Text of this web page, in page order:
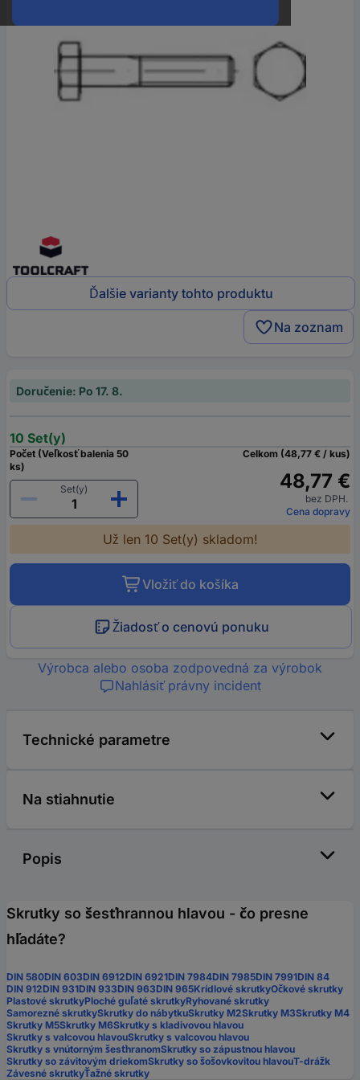
Ďalšie varianty tohto produktu
Na zoznam
Doručenie: Po 17. 8.
10 Set(y)
Počet (Veľkosť balenia 50
ks)
Set(y)
Celkom (48,77 € / kus)
48,77 €
bez DPH.
Cena dopravy
Už len 10 Set(y) skladom!
Vložiť do košíka
Žiadosť o cenovú ponuku
Výrobca alebo osoba zodpovedná za výrobok
Nahlásiť právny incident
Technické parametre
Na stiahnutie
Popis
Skrutky so šesťhrannou hlavou - čo presne
hľadáte?
DIN 580DIN 603DIN 6912DIN 6921DIN 7984DIN 7985DIN 7991DIN 84
DIN 912DIN 931DIN 933DIN 963DIN 965Krídlové skrutkyOčkové skrutky
Plastové skrutkyPloché guľaté skrutkyRyhované skrutky
Samorezné skrutkySkrutky do nábytkuSkrutky M2Skrutky M3Skrutky M4
Skrutky M5Skrutky M6Skrutky s kladivovou hlavou
Skrutky s valcovou hlavouSkrutky s valcovou hlavou
Skrutky s vnútorným šesťhranomSkrutky so zápustnou hlavou
Skrutky so závitovým driekomSkrutky so šošovkovitou hlavouT-drážk
Závesné skrutkyŤažné skrutky